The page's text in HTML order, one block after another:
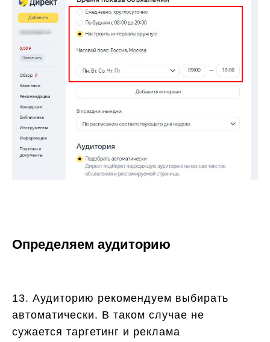
Определяем аудиторию
13. Аудиторию рекомендуем выбирать
автоматически. В таком случае не
сужается таргетинг и реклама